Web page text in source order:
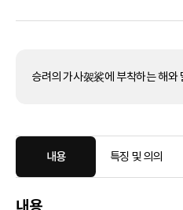
승려의 가사袈裟에 부착하는 해와
내용 특징 및 의의
내용